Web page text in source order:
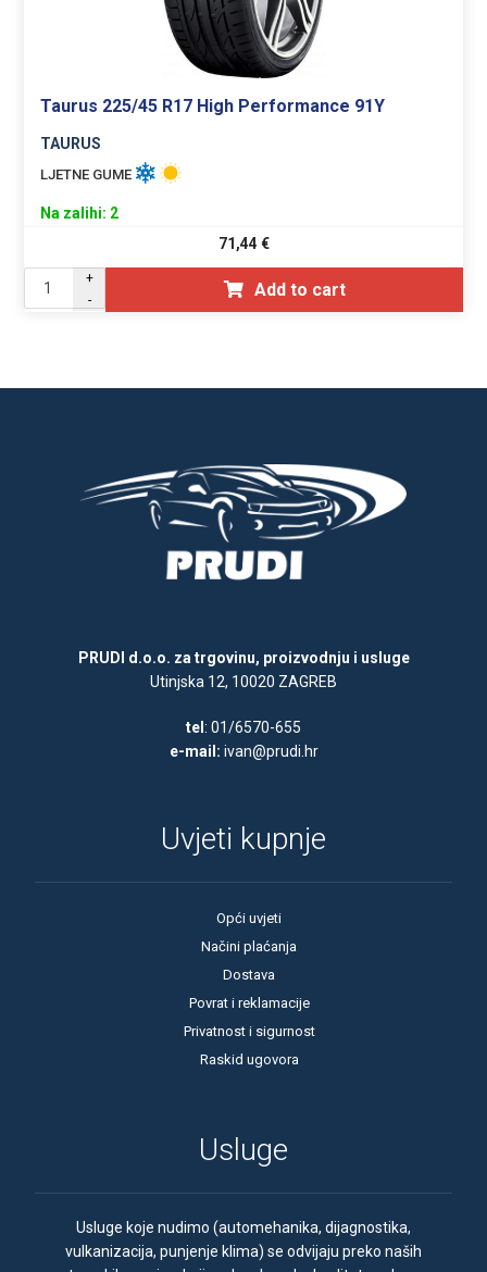
Taurus 225/45 R17 High Performance 91Y
TAURUS
LJETNE GUME
Na zalihi: 2
71,44 €
+
-
Add to cart
PRUDI d.o.o. za trgovinu, proizvodnju i usluge
Utinjska 12, 10020 ZAGREB
tel : 01/6570-655
e-mail: ivan@prudi.hr
Uvjeti kupnje
Opći uvjeti
Načini plaćanja
Dostava
Povrat i reklamacije
Privatnost i sigurnost
Raskid ugovora
Usluge
Usluge koje nudimo (automehanika, dijagnostika,
vulkanizacija, punjenje klima) se odvijaju preko naših